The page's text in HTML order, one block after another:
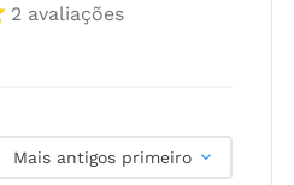
2 avaliações
Mais antigos primeiro